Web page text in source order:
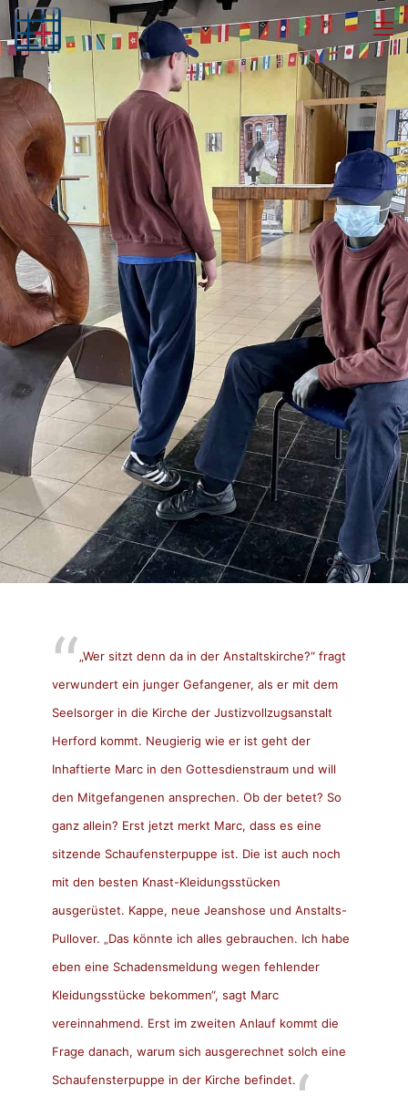
„Wer sitzt denn da in der Anstaltskirche?“ fragt
verwundert ein junger Gefangener, als er mit dem
Seelsorger in die Kirche der Justizvollzugsanstalt
Herford kommt. Neugierig wie er ist geht der
Inhaftierte Marc in den Gottesdienstraum und will
den Mitgefangenen ansprechen. Ob der betet? So
ganz allein? Erst jetzt merkt Marc, dass es eine
sitzende Schaufensterpuppe ist. Die ist auch noch
mit den besten Knast-Kleidungsstücken
ausgerüstet. Kappe, neue Jeanshose und Anstalts-
Pullover. „Das könnte ich alles gebrauchen. Ich habe
eben eine Schadensmeldung wegen fehlender
Kleidungsstücke bekommen“, sagt Marc
vereinnahmend. Erst im zweiten Anlauf kommt die
Frage danach, warum sich ausgerechnet solch eine
Schaufensterpuppe in der Kirche befindet.